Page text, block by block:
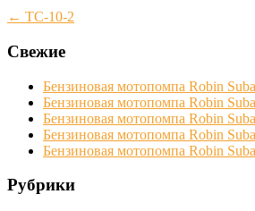
Post
navigation
← TC-10-2
Свежие
Бензиновая мотопомпа Robin
Бензиновая мотопомпа Robin
Бензиновая мотопомпа Robin
Бензиновая мотопомпа Robin
Бензиновая мотопомпа Robin
Рубрики